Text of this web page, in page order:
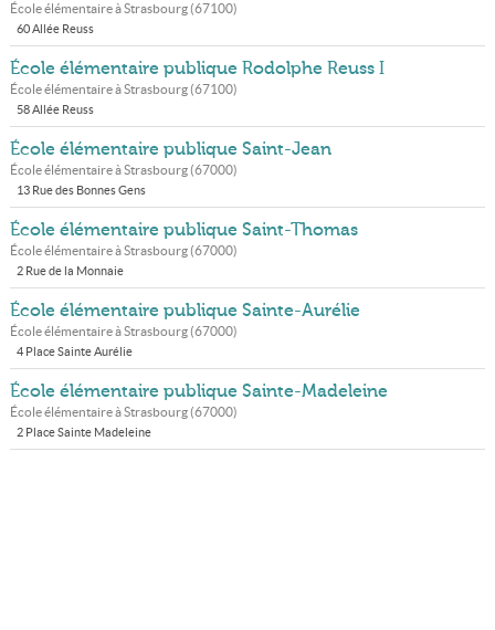
École élémentaire àStrasbourg(67100)
60 Allée Reuss
École élémentaire publique Rodolphe Reuss I
École élémentaire àStrasbourg(67100)
58 Allée Reuss
École élémentaire publique Saint-Jean
École élémentaire àStrasbourg(67000)
13 Rue des Bonnes Gens
École élémentaire publique Saint-Thomas
École élémentaire àStrasbourg(67000)
2 Rue de la Monnaie
École élémentaire publique Sainte-Aurélie
École élémentaire àStrasbourg(67000)
4 Place Sainte Aurélie
École élémentaire publique Sainte-Madeleine
École élémentaire àStrasbourg(67000)
2 Place Sainte Madeleine